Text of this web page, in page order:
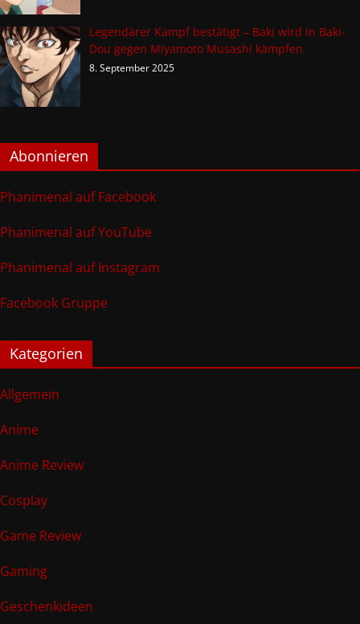
Legendärer Kampf bestätigt – Baki wird in Baki-
Dou gegen Miyamoto Musashi kämpfen
8. September 2025
Abonnieren
Phanimenal auf Facebook
Phanimenal auf YouTube
Phanimenal auf Instagram
Facebook Gruppe
Kategorien
Allgemein
Anime
Anime Review
Cosplay
Game Review
Gaming
Geschenkideen